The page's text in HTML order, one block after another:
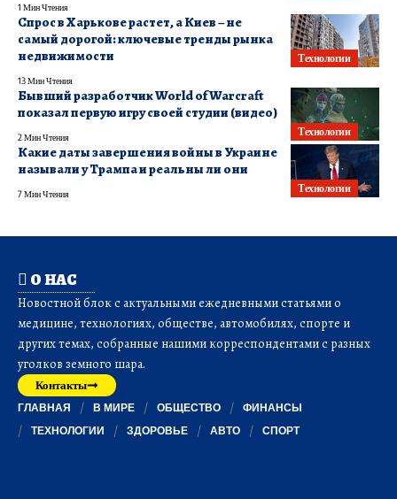
1 Мин Чтения
Технологии
Спрос в Харькове растет, а Киев – не
самый дорогой: ключевые тренды рынка
недвижимости
13 Мин Чтения
Технологии
Бывший разработчик World of Warcraft
показал первую игру своей студии (видео)
2 Мин Чтения
Технологии
Какие даты завершения войны в Украине
называли у Трампа и реальны ли они
7 Мин Чтения
О НАС
Новостной блок с актуальными ежедневными статьями о
медицине, технологиях, обществе, автомобилях, спорте и
других темах, собранные нашими корреспондентами с разных
уголков земного шара.
Контакты
ГЛАВНАЯ В МИРЕ ОБЩЕСТВО
ФИНАНСЫ
ТЕХНОЛОГИИ
ЗДОРОВЬЕ АВТО СПОРТ